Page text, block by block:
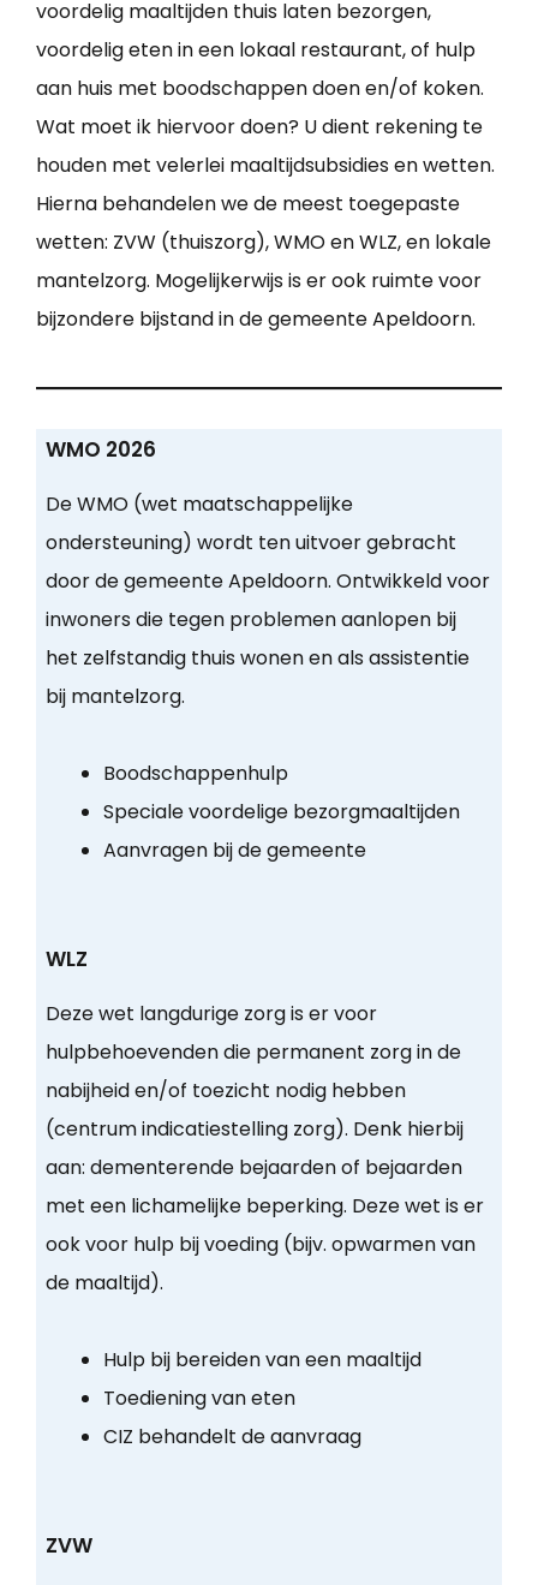
voordelig maaltijden thuis laten bezorgen,
voordelig eten in een lokaal restaurant, of hulp
aan huis met boodschappen doen en/of koken.
Wat moet ik hiervoor doen? U dient rekening te
houden met velerlei maaltijdsubsidies en wetten.
Hierna behandelen we de meest toegepaste
wetten: ZVW (thuiszorg), WMO en WLZ, en lokale
mantelzorg. Mogelijkerwijs is er ook ruimte voor
bijzondere bijstand in de gemeente Apeldoorn.
WMO 2026
De WMO (wet maatschappelijke
ondersteuning) wordt ten uitvoer gebracht
door de gemeente Apeldoorn. Ontwikkeld voor
inwoners die tegen problemen aanlopen bij
het zelfstandig thuis wonen en als assistentie
bij mantelzorg.
Boodschappenhulp
Speciale voordelige bezorgmaaltijden
Aanvragen bij de gemeente
WLZ
Deze wet langdurige zorg is er voor
hulpbehoevenden die permanent zorg in de
nabijheid en/of toezicht nodig hebben
(centrum indicatiestelling zorg). Denk hierbij
aan: dementerende bejaarden of bejaarden
met een lichamelijke beperking. Deze wet is er
ook voor hulp bij voeding (bijv. opwarmen van
de maaltijd).
Hulp bij bereiden van een maaltijd
Toediening van eten
CIZ behandelt de aanvraag
ZVW